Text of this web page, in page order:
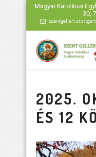
Magyar Katolikus
30,
2025.
ÉS 12